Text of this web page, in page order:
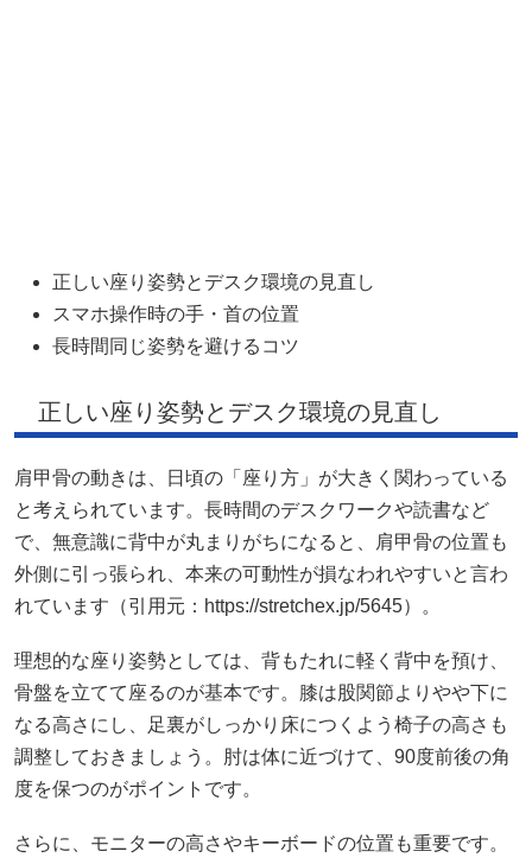
正しい座り姿勢とデスク環境の見直し
スマホ操作時の手・首の位置
長時間同じ姿勢を避けるコツ
正しい座り姿勢とデスク環境の見直し
肩甲骨の動きは、日頃の「座り方」が大きく関わっている
と考えられています。長時間のデスクワークや読書など
で、無意識に背中が丸まりがちになると、肩甲骨の位置も
外側に引っ張られ、本来の可動性が損なわれやすいと言わ
れています（引用元：https://stretchex.jp/5645）。
理想的な座り姿勢としては、背もたれに軽く背中を預け、
骨盤を立てて座るのが基本です。膝は股関節よりやや下に
なる高さにし、足裏がしっかり床につくよう椅子の高さも
調整しておきましょう。肘は体に近づけて、90度前後の角
度を保つのがポイントです。
さらに、モニターの高さやキーボードの位置も重要です。